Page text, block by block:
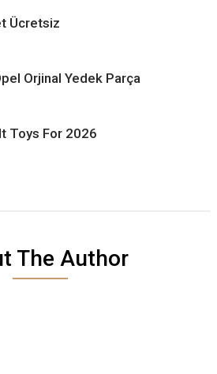
Ücretsiz
Orjinal Yedek Parça
Toys For 2026
The Author